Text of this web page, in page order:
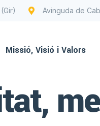
Avinguda de
Missió, Visió i Valors